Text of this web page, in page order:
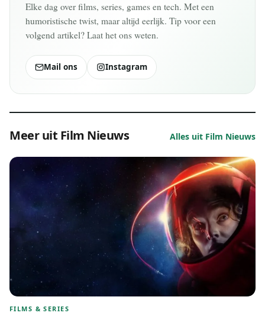
Elke dag over films, series, games en tech. Met een
humoristische twist, maar altijd eerlijk. Tip voor een
volgend artikel? Laat het ons weten.
Mail ons Instagram
Meer uit Film Nieuws Alles uit Film Nieuws
FILMS & SERIES